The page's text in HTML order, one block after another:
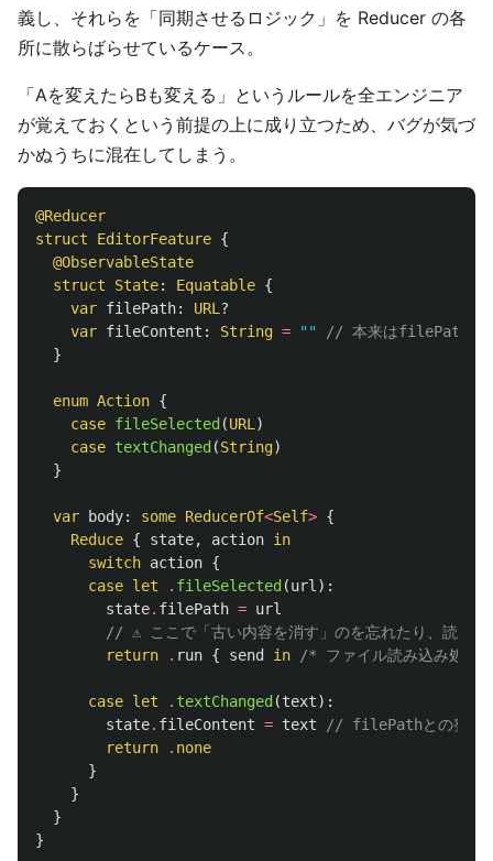
義し、それらを「同期させるロジック」を Reducer の各
所に散らばらせているケース。
「Aを変えたらBも変える」というルールを全エンジニア
が覚えておくという前提の上に成り立つため、バグが気づ
かぬうちに混在してしまう。
@Reducer
struct
EditorFeature {
@ObservableState
struct
State: Equatable {
var filePath: URL ?
var fileContent : String = ""
// 本来はfilePathから
}
enum Action {
case fileSelected (URL )
case textChanged (String)
}
var body: some ReducerOf<Self> {
Reduce { state, action in
switch action {
case let . fileSelected (url ):
state. filePath = url
// ⚠️ ここで「古い内容を消す」のを忘れたり、読み込
return
. run { send in /* ファイル読み込み処
case let . textChanged (text):
state. fileContent = text
// filePathとの整合性
return
. none
}
}
}
}